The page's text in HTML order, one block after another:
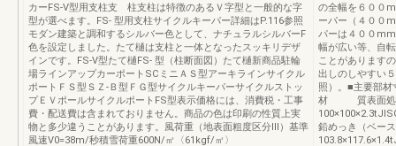
カーFS-V型用支柱支 柱支柱は特徴のあるＶ字型と一般的な字
型が選べます。FS- 型用支柱サイクルキーパー詳細はP.116参照
モダン建築と調和するシルバー色として、ナチュラルシルバーF
色を設定しました。たて樋は支柱と一体となったスッキリデザ
インです。FS-V型たて樋FS- 型（柱断面図）たて樋新商品駐輪
場ラインアップカーポートSCミニＡＳ型アーキラインサイクル
ポートＦＳ型ＳＺ-Ｂ型ＦＧ型サイクルキーパーサイクルストッ
プＥＶポールサイクルポートFS型表示価格には、消費税・工事
費・配送費は含まれておりません。商品の色は印刷の性質上実
物と多少違うことがあります。風荷重（地表面粗度区分Ⅲ）基準
風速V0=38m/秒積雪荷重600N/㎡〈61kgf/㎡〉
の全幅を６００
ーパー（４００
パーは４００
幅が広い等、自
ことがあります
出しのしやすい
照）。■主要部材
材 質表面処
鉛めっき（ベー